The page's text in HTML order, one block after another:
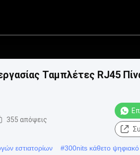
Ταμπλέτες RJ45
355 απόψεις
εστιατορίων #300nits κάθετο